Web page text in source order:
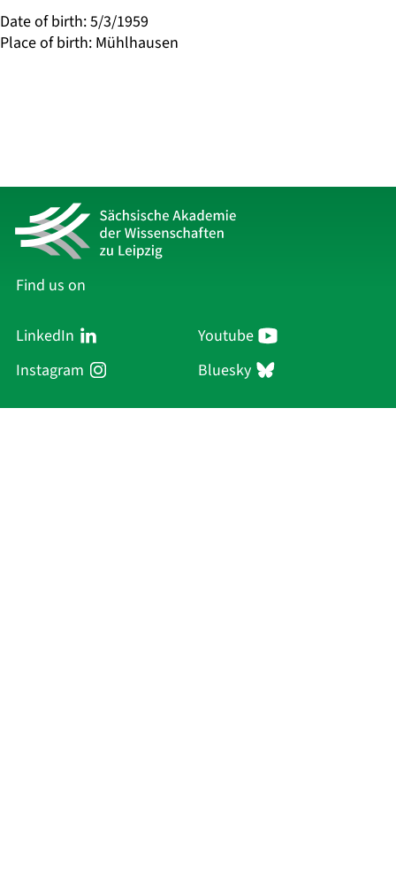
Date of birth:5/3/1959
Place of birth: Mühlhausen
Find us on
LinkedIn
Youtube
Instagram
Bluesky